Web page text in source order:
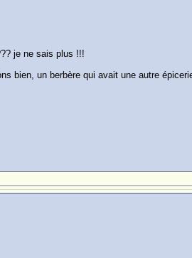
je ne sais plus !!!
bien, un berbère qui avait une autre